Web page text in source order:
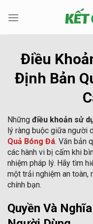
qua
Điều
Định Bản
Những điều khoản sử
lý ràng buộc giữa người
Quả Bóng Đá. Văn bản
các hành vi bị cấm khi
nhiệm pháp lý. Hãy tìm
một trải nghiệm an toàn,
chính bạn.
Quyền Và